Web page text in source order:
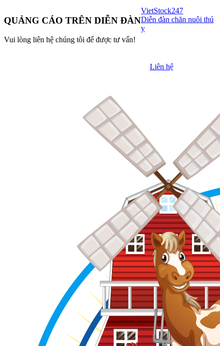
QUẢNG CÁO TRÊN DIỄN ĐÀN
Vui lòng liên hệ chúng tôi để được tư vấn!
Liên hệ
VietStock247
Diễn đàn chăn nuôi thú
y